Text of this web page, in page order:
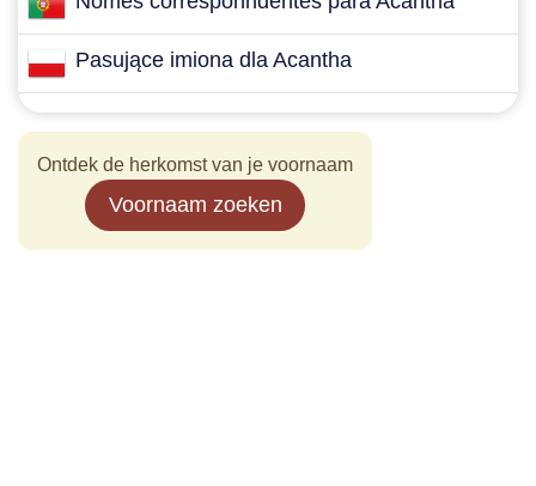
Pasujące imiona dla Acantha
Ontdek de herkomst van je voornaam
Voornaam zoeken